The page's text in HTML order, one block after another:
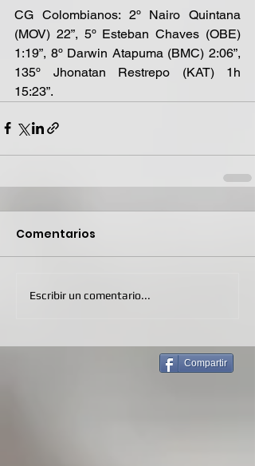
CG Colombianos: 2º Nairo Quintana
(MOV) 22”, 5º Esteban Chaves (OBE)
1:19”, 8º Darwin Atapuma (BMC) 2:06”,
135º Jhonatan Restrepo (KAT) 1h
15:23”.
Comentarios
Escribir un comentario...
Compartir